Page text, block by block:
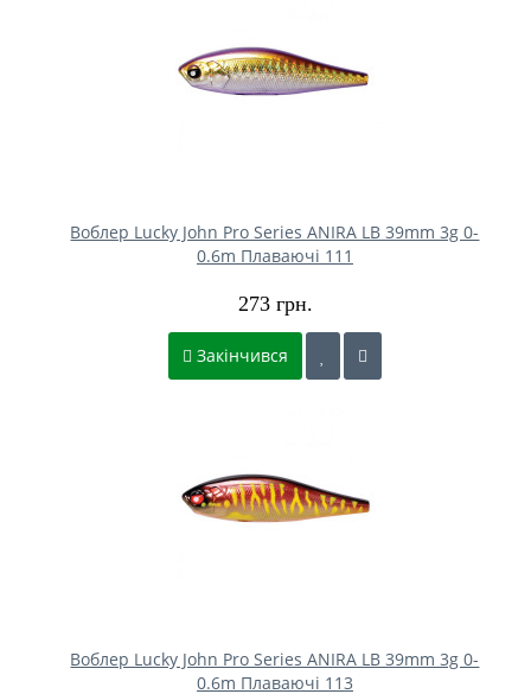
Воблер Lucky John Pro Series ANIRA LB 39mm 3g 0-
0.6m Плаваючі 111
273 грн.
Закінчився
Воблер Lucky John Pro Series ANIRA LB 39mm 3g 0-
0.6m Плаваючі 113